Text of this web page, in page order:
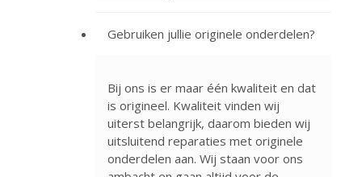
Gebruiken jullie originele onderdelen?
Bij ons is er maar één kwaliteit en dat
is origineel. Kwaliteit vinden wij
uiterst belangrijk, daarom bieden wij
uitsluitend reparaties met originele
onderdelen aan. Wij staan voor ons